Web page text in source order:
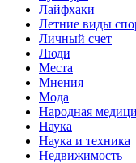
Лайфхаки
Летние виды
Личный счет
Люди
Места
Мнения
Мода
Народная
Наука
Наука и техника
Недвижимость